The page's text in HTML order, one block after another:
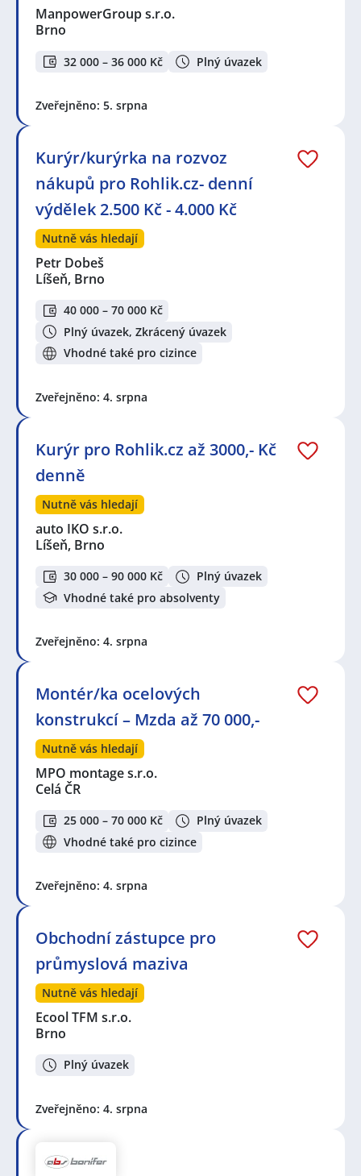
ManpowerGroup s.r.o.
Brno
32 000 – 36 000 Kč Plný úvazek
Zveřejněno: 5. srpna
Kurýr/kurýrka na rozvoz
nákupů pro Rohlik.cz- denní
výdělek 2.500 Kč - 4.000 Kč
Nutně vás hledají
Petr Dobeš
Líšeň, Brno
40 000 – 70 000 Kč
Plný úvazek, Zkrácený úvazek
Vhodné také pro cizince
Zveřejněno: 4. srpna
Kurýr pro Rohlik.cz až 3000,- Kč
denně
Nutně vás hledají
auto IKO s.r.o.
Líšeň, Brno
30 000 – 90 000 Kč
Plný úvazek
Vhodné také pro absolventy
Zveřejněno: 4. srpna
Montér/ka ocelových
konstrukcí – Mzda až 70 000,-
Nutně vás hledají
MPO montage s.r.o.
Celá ČR
25 000 – 70 000 Kč
Plný úvazek
Vhodné také pro cizince
Zveřejněno: 4. srpna
Obchodní zástupce pro
průmyslová maziva
Nutně vás hledají
Ecool TFM s.r.o.
Brno
Plný úvazek
Zveřejněno: 4. srpna